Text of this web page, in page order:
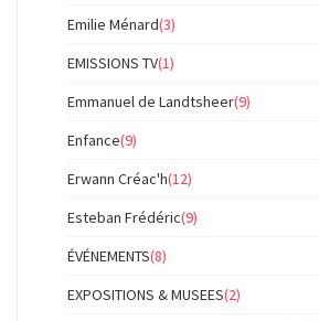
Emilie Ménard(3)
EMISSIONS TV(1)
Emmanuel de Landtsheer(9)
Enfance(9)
Erwann Créac'h(12)
Esteban Frédéric(9)
ÉVÉNEMENTS(8)
EXPOSITIONS & MUSEES(2)